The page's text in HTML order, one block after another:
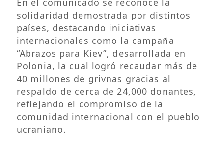
En el comunicado se reconoce la
solidaridad demostrada por distintos
países, destacando iniciativas
internacionales como la campaña
“Abrazos para Kiev”, desarrollada en
Polonia, la cual logró recaudar más de
40 millones de grivnas gracias al
respaldo de cerca de 24,000 donantes,
reflejando el compromiso de la
comunidad internacional con el pueblo
ucraniano.